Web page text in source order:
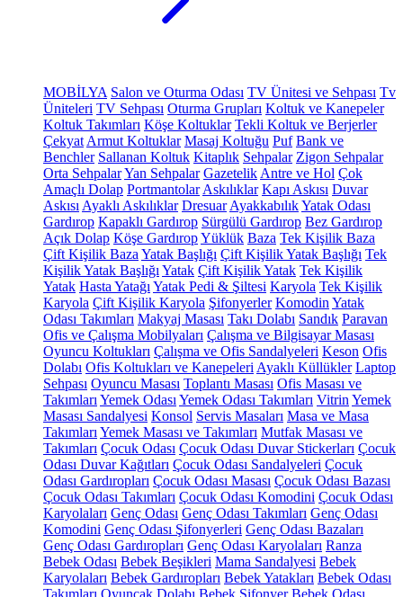
MOBİLYA Salon ve Oturma Odası TV Ünitesi ve Sehpası Tv
Üniteleri TV Sehpası Oturma Grupları Koltuk ve Kanepeler
Koltuk Takımları Köşe Koltuklar Tekli Koltuk ve Berjerler
Çekyat Armut Koltuklar Masaj Koltuğu Puf Bank ve
Benchler Sallanan Koltuk Kitaplık Sehpalar Zigon Sehpalar
Orta SehpalarYan Sehpalar Gazetelik Antre ve Hol Çok
Amaçlı Dolap Portmantolar Askılıklar Kapı Askısı Duvar
Askısı Ayaklı Askılıklar Dresuar AyakkabılıkYatak Odası
Gardırop Kapaklı Gardırop Sürgülü Gardırop Bez Gardırop
Açık Dolap Köşe GardıropYüklük Baza Tek Kişilik Baza
Çift Kişilik Baza Yatak Başlığı Çift Kişilik Yatak Başlığı Tek
Kişilik Yatak Başlığı Yatak Çift Kişilik Yatak Tek Kişilik
Yatak Hasta Yatağı Yatak Pedi & Şiltesi Karyola Tek Kişilik
Karyola Çift Kişilik Karyola Şifonyerler Komodin Yatak
Odası Takımları Makyaj Masası Takı Dolabı Sandık Paravan
Ofis ve Çalışma Mobilyaları Çalışma ve Bilgisayar Masası
Oyuncu Koltukları Çalışma ve Ofis Sandalyeleri Keson Ofis
Dolabı Ofis Koltukları ve Kanepeleri Ayaklı Küllükler Laptop
Sehpası Oyuncu Masası Toplantı Masası Ofis Masası ve
Takımları Yemek Odası Yemek Odası Takımları Vitrin Yemek
Masası Sandalyesi Konsol Servis Masaları Masa ve Masa
Takımları Yemek Masası ve Takımları Mutfak Masası ve
Takımları Çocuk Odası Çocuk Odası Duvar Stickerları Çocuk
Odası Duvar Kağıtları Çocuk Odası Sandalyeleri Çocuk
Odası Gardıropları Çocuk Odası Masası Çocuk Odası Bazası
Çocuk Odası Takımları Çocuk Odası Komodini Çocuk Odası
Karyolaları Genç Odası Genç Odası Takımları Genç Odası
Komodini Genç Odası Şifonyerleri Genç Odası Bazaları
Genç Odası Gardıropları Genç Odası Karyolaları Ranza
Bebek Odası Bebek Beşikleri Mama Sandalyesi Bebek
Karyolaları Bebek Gardıropları Bebek Yatakları Bebek Odası
Takımları Oyuncak Dolabı Bebek Şifonyer Bebek Odası